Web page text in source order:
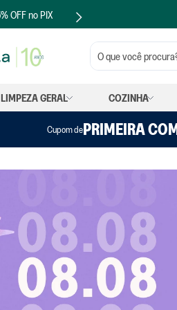
Quer revender positiv.a?
O que você procura?
LIMPEZA GERAL COZINHA
Cupom dePRIMEIRA